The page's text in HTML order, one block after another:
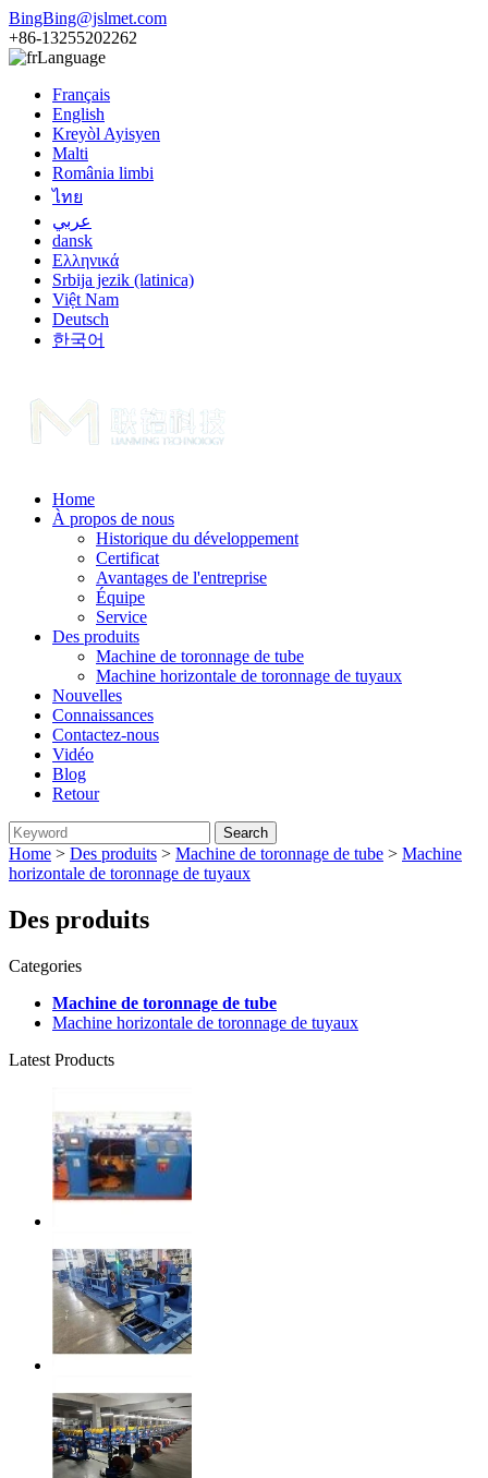
BingBing@jslmet.com
+86-13255202262
Language
Français
English
Kreyòl Ayisyen
Malti
România limbi
ไทย
عربي
dansk
Ελληνικά
Srbija jezik (latinica)
Việt Nam
Deutsch
한국어
Home
À propos de nous
Historique du développement
Certificat
Avantages de l'entreprise
Équipe
Service
Des produits
Machine de toronnage de tube
Machine horizontale de toronnage de tuyaux
Nouvelles
Connaissances
Contactez-nous
Vidéo
Blog
Retour
Home > Des produits > Machine de toronnage de tube > Machine
horizontale de toronnage de tuyaux
Des produits
Categories
Machine de toronnage de tube
Machine horizontale de toronnage de tuyaux
Latest Products